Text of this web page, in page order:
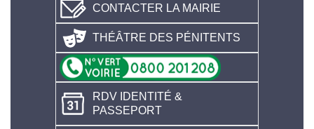
CONTACTER LA MAIRIE
THÉÂTRE DES PÉNITENTS
RDV IDENTITÉ &
PASSEPORT